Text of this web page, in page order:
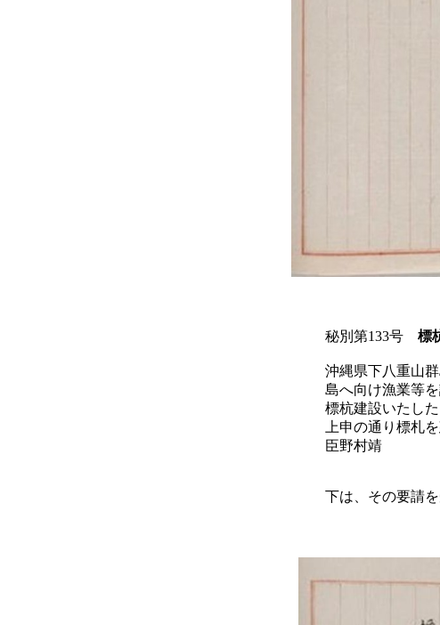
秘別第133号 標
沖縄県下八重山
島へ向け漁業等
標杭建設いたし
上申の通り標札
臣野村靖
下は、その要請